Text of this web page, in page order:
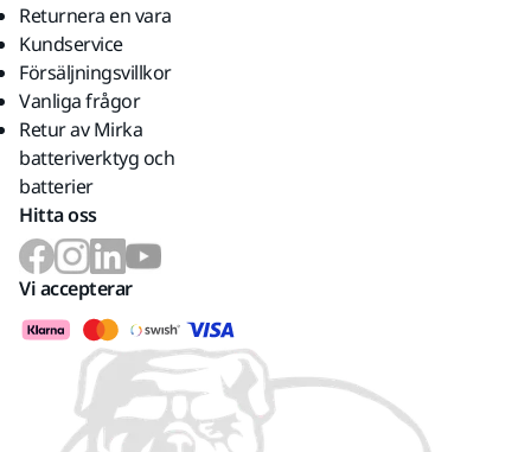
Returnera en vara
Kundservice
Försäljningsvillkor
Vanliga frågor
Retur av Mirka
batteriverktyg och
batterier
Hitta oss
Vi accepterar